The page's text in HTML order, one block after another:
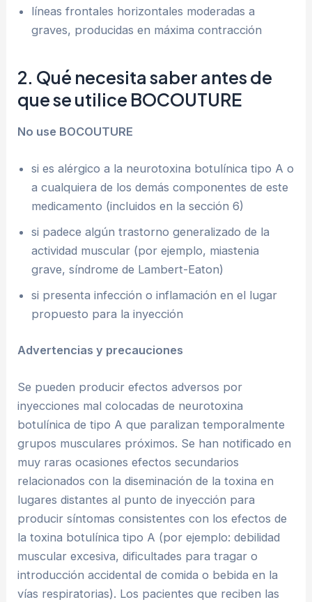
líneas frontales horizontales moderadas a
graves, producidas en máxima contracción
2. Qué necesita saber antes de
que se utilice BOCOUTURE
No use BOCOUTURE
si es alérgico a la neurotoxina botulínica tipo A o
a cualquiera de los demás componentes de este
medicamento (incluidos en la sección 6)
si padece algún trastorno generalizado de la
actividad muscular (por ejemplo, miastenia
grave, síndrome de Lambert-Eaton)
si presenta infección o inflamación en el lugar
propuesto para la inyección
Advertencias y precauciones
Se pueden producir efectos adversos por
inyecciones mal colocadas de neurotoxina
botulínica de tipo A que paralizan temporalmente
grupos musculares próximos. Se han notificado en
muy raras ocasiones efectos secundarios
relacionados con la diseminación de la toxina en
lugares distantes al punto de inyección para
producir síntomas consistentes con los efectos de
la toxina botulínica tipo A (por ejemplo: debilidad
muscular excesiva, dificultades para tragar o
introducción accidental de comida o bebida en la
vías respiratorias). Los pacientes que reciben las